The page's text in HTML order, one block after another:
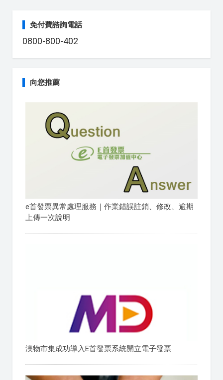
免付費諮詢電話
0800-800-402
向您推薦
e首發票異常處理服務｜作業錯誤註銷、修改、逾期
上傳一次說明
渼物市集成功導入E首發票系統開立電子發票